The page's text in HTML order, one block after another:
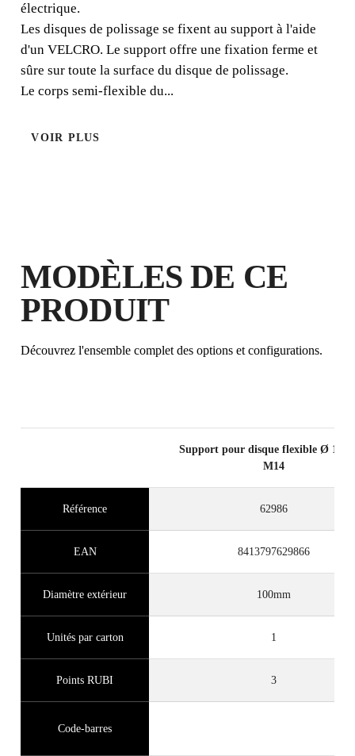
RUBI
GARANTIE GRATUITE
PROLONGÉE SUR LES
PRODUITS ÉLIGIBLES
électrique.
Les disques de polissage se fixent au support à l'aide
d'un VELCRO. Le support offre une fixation ferme et
sûre sur toute la surface du disque de polissage.
Le corps semi-flexible du...
VOIR PLUS
MODÈLES DE CE
PRODUIT
Découvrez l'ensemble complet des options et configurations.
Support pour disque flexible Ø
M14
Référence 62986
EAN 8413797629866
Diamètre extérieur 100mm
Unités par carton 1
Points RUBI 3
Code-barres